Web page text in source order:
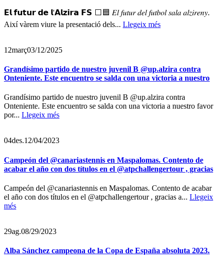
𝗘𝗹 𝗳𝘂𝘁𝘂𝗿 𝗱𝗲 𝗹'𝗔𝗹𝘇𝗶𝗿𝗮 𝗙𝗦 ⬜️🟦 𝐸𝑙 𝑓𝑢𝑡𝑢𝑟 𝑑𝑒𝑙 𝑓𝑢𝑡𝑏𝑜𝑙 𝑠𝑎𝑙𝑎 𝑎𝑙𝑧𝑖𝑟𝑒𝑛𝑦.
Així vàrem viure la presentació dels... Llegeix més
12març03/12/2025
Grandísimo partido de nuestro juvenil B @up.alzira contra
Onteniente. Este encuentro se salda con una victoria a nuestro
Grandísimo partido de nuestro juvenil B @up.alzira contra
Onteniente. Este encuentro se salda con una victoria a nuestro favor
por... Llegeix més
04des.12/04/2023
Campeón del @canariastennis en Maspalomas. Contento de
acabar el año con dos títulos en el @atpchallengertour , gracias
Campeón del @canariastennis en Maspalomas. Contento de acabar
el año con dos títulos en el @atpchallengertour , gracias a... Llegeix
més
29ag.08/29/2023
Alba Sánchez campeona de la Copa de España absoluta 2023.